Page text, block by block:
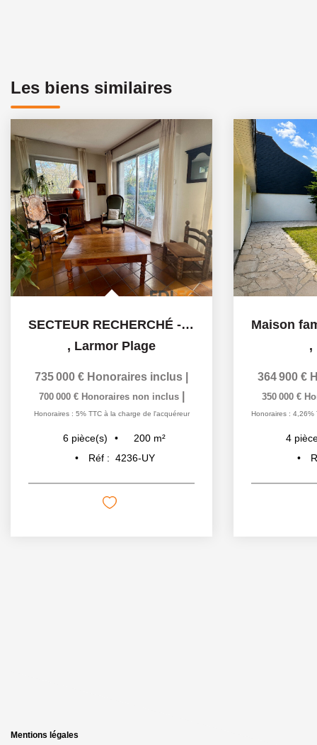
Les biens similaires
SECTEUR RECHERCHÉ - GRAND TERRAIN - CALME - À 5 MINUTES DE...
, Larmor Plage
735 000 € Honoraires inclus
700 000 € Honoraires non inclus
Honoraires : 5% TTC à la charge de l'acquéreur
6 pièce(s) 200 m²
Réf : 4236-UY
,
364 900 €
350 000 €
Honoraires : 4,26%
4
Mentions légales